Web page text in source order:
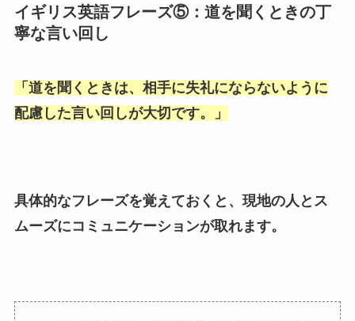
イギリス英語フレーズ⑤：道を聞くときの丁
寧な言い回し
「 道を聞くときは、相手に失礼にならないように
配慮した言い回しが大切です。
」
具体的なフレーズを覚えておくと、現地の人とス
ムーズにコミュニケーションが取れます。